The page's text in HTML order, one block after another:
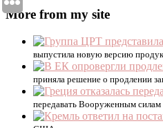
More from my site
выпустила новую версию
приняла решение о продлении
передавать Вооруженным